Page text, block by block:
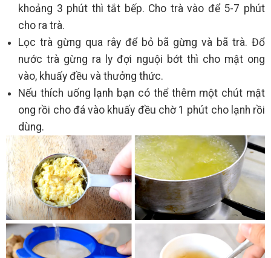
khoảng 3 phút thì tắt bếp. Cho trà vào để 5-7 phút
cho ra trà.
Lọc trà gừng qua rây để bỏ bã gừng và bã trà. Đổ
nước trà gừng ra ly đợi nguội bớt thì cho mật ong
vào, khuấy đều và thưởng thức.
Nếu thích uống lạnh bạn có thể thêm một chút mật
ong rồi cho đá vào khuấy đều chờ 1 phút cho lạnh rồi
dùng.